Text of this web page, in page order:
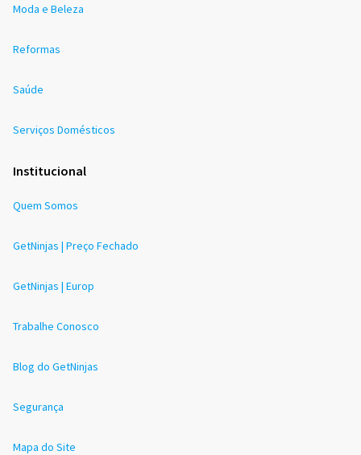
Moda e Beleza
Reformas
Saúde
Serviços Domésticos
Institucional
Quem Somos
GetNinjas | Preço Fechado
GetNinjas | Europ
Trabalhe Conosco
Blog do GetNinjas
Segurança
Mapa do Site